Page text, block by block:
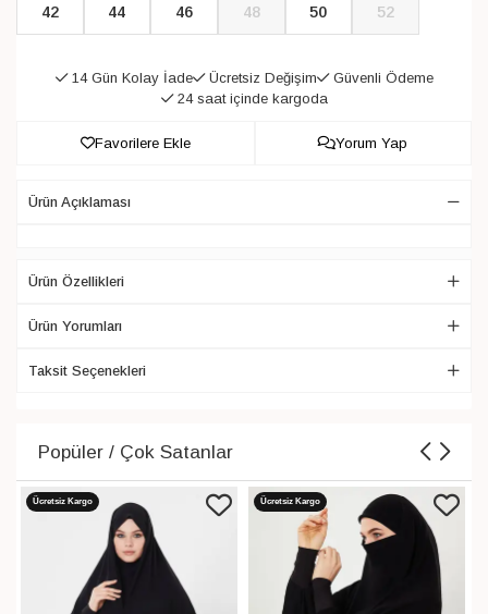
42 44 46 48 50 52
14 Gün Kolay İade Ücretsiz Değişim
Güvenli Ödeme
24 saat içinde kargoda
Favorilere Ekle Yorum Yap
Ürün Açıklaması
Ürün Özellikleri
Ürün Yorumları
Taksit Seçenekleri
Popüler / Çok Satanlar
Ücretsiz Kargo Ücretsiz Kargo